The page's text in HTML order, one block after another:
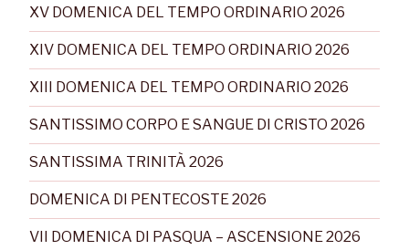
XV DOMENICA DEL TEMPO ORDINARIO 2026
XIV DOMENICA DEL TEMPO ORDINARIO 2026
XIII DOMENICA DEL TEMPO ORDINARIO 2026
SANTISSIMO CORPO E SANGUE DI CRISTO 2026
SANTISSIMA TRINITÀ 2026
DOMENICA DI PENTECOSTE 2026
VII DOMENICA DI PASQUA – ASCENSIONE 2026